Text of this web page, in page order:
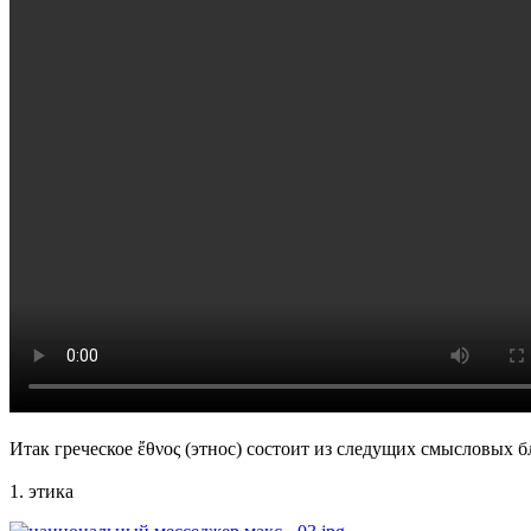
Итак греческое ἔθνος (этнос) состоит из следущих смысловых
1. этика